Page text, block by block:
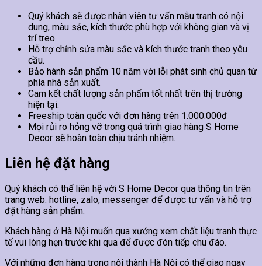
Quý khách sẽ được nhân viên tư vấn mẫu tranh có nội
dung, màu sắc, kích thước phù hợp với không gian và vị
trí treo.
Hỗ trợ chỉnh sửa màu sắc và kích thước tranh theo yêu
cầu.
Bảo hành sản phẩm 10 năm với lỗi phát sinh chủ quan từ
phía nhà sản xuất.
Cam kết chất lượng sản phẩm tốt nhất trên thị trường
hiện tại.
Freeship toàn quốc với đơn hàng trên 1.000.000đ
Mọi rủi ro hỏng vỡ trong quá trình giao hàng S Home
Decor sẽ hoàn toàn chịu tránh nhiệm.
Liên hệ đặt hàng
Quý khách có thể liên hệ với S Home Decor qua thông tin trên
trang web: hotline, zalo, messenger để được tư vấn và hỗ trợ
đặt hàng sản phẩm.
Khách hàng ở Hà Nội muốn qua xưởng xem chất liệu tranh thực
tế vui lòng hẹn trước khi qua để được đón tiếp chu đáo.
Với những đơn hàng trong nội thành Hà Nội có thể giao ngay